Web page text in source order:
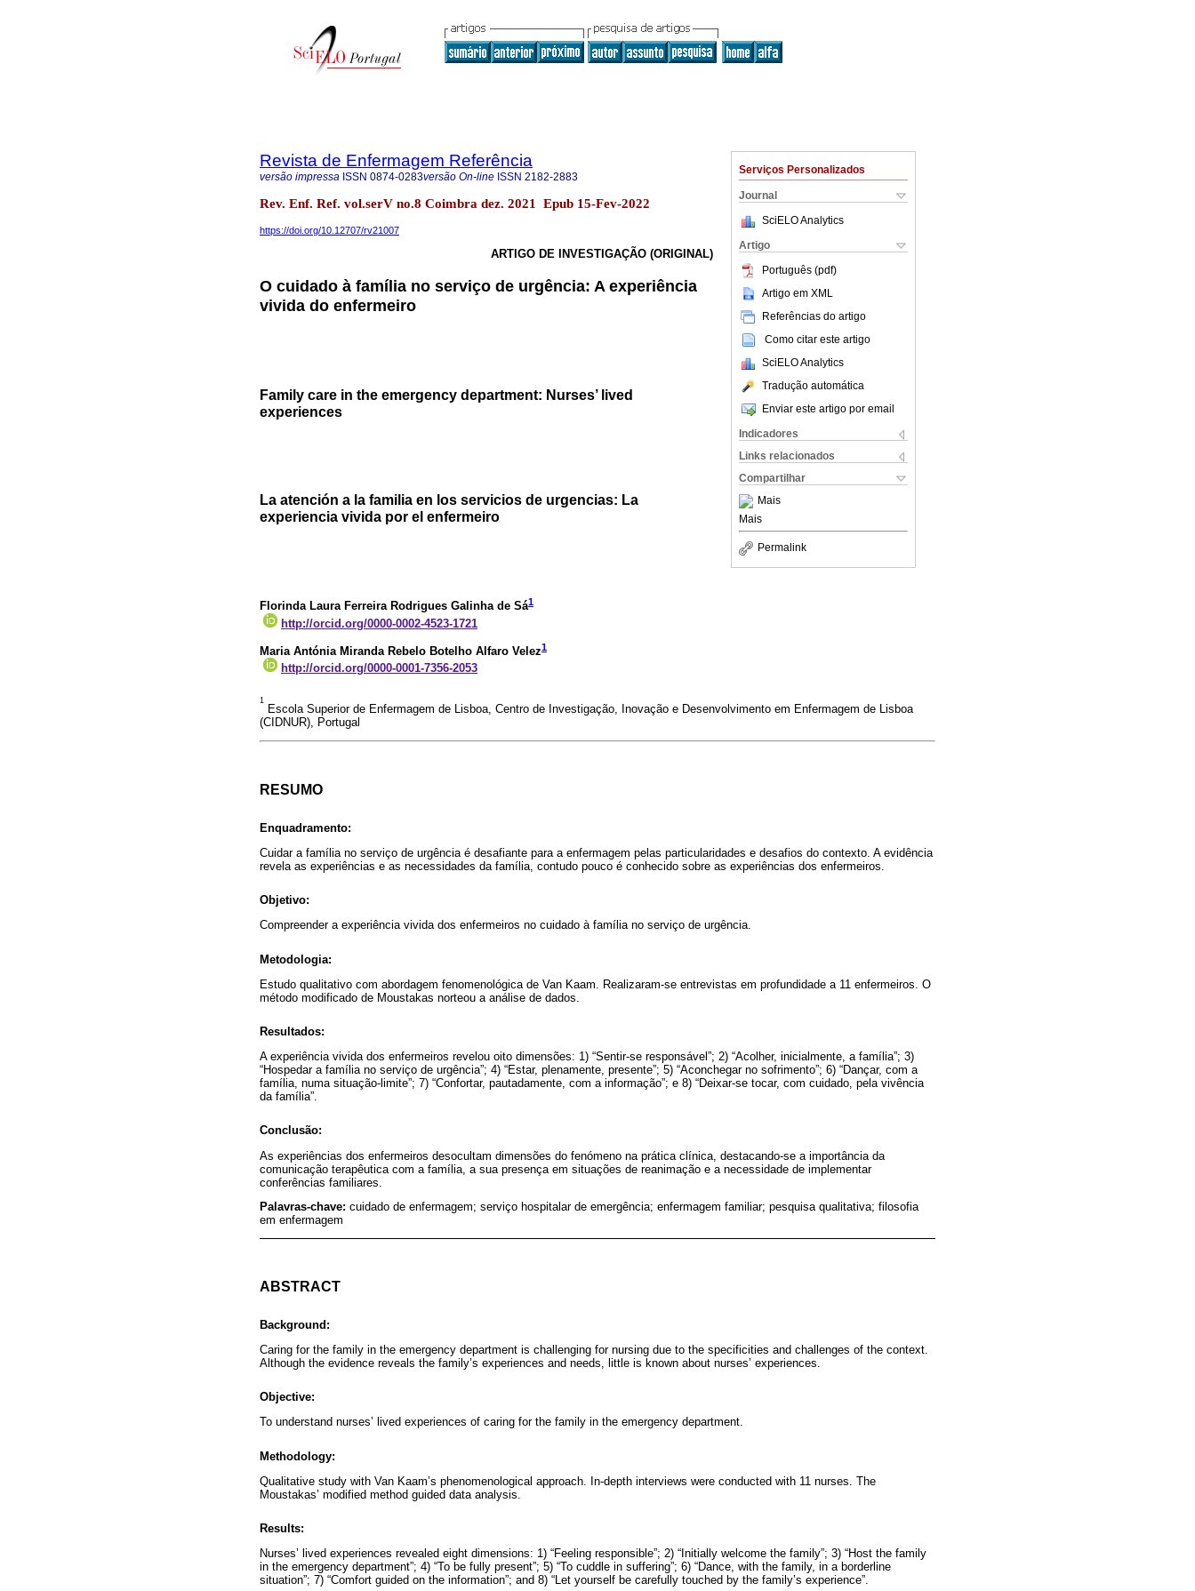
Serviços Personalizados
Journal
SciELO Analytics
Artigo
Português (pdf)
Artigo em XML
Referências do artigo
Como citar este artigo
SciELO Analytics
Tradução automática
Enviar este artigo por email
Indicadores
Links relacionados
Compartilhar
Mais
Mais
Permalink
Revista de Enfermagem Referência
versão impressa ISSN 0874-0283versão On-line ISSN 2182-2883
Rev. Enf. Ref. vol.serV no.8 Coimbra dez. 2021 Epub 15-Fev-2022
https://doi.org/10.12707/rv21007
ARTIGO DE INVESTIGAÇÃO (ORIGINAL)
O cuidado à família no serviço de urgência: A experiência
vivida do enfermeiro
Family care in the emergency department: Nurses’ lived
experiences
La atención a la familia en los servicios de urgencias: La
experiencia vivida por el enfermeiro
Florinda Laura Ferreira Rodrigues Galinha de Sá1
http://orcid.org/0000-0002-4523-1721
Maria Antónia Miranda Rebelo Botelho Alfaro Velez1
http://orcid.org/0000-0001-7356-2053
1
Escola Superior de Enfermagem de Lisboa, Centro de Investigação, Inovação e Desenvolvimento em Enfermagem de Lisboa
(CIDNUR), Portugal
RESUMO
Enquadramento:
Cuidar a família no serviço de urgência é desafiante para a enfermagem pelas particularidades e desafios do contexto. A evidência
revela as experiências e as necessidades da família, contudo pouco é conhecido sobre as experiências dos enfermeiros.
Objetivo:
Compreender a experiência vivida dos enfermeiros no cuidado à família no serviço de urgência.
Metodologia:
Estudo qualitativo com abordagem fenomenológica de Van Kaam. Realizaram-se entrevistas em profundidade a 11 enfermeiros. O
método modificado de Moustakas norteou a análise de dados.
Resultados:
A experiência vivida dos enfermeiros revelou oito dimensões: 1) “Sentir-se responsável”; 2) “Acolher, inicialmente, a família”; 3)
“Hospedar a família no serviço de urgência”; 4) “Estar, plenamente, presente”; 5) “Aconchegar no sofrimento”; 6) “Dançar, com a
família, numa situação-limite”; 7) “Confortar, pautadamente, com a informação”; e 8) “Deixar-se tocar, com cuidado, pela vivência
da família”.
Conclusão:
As experiências dos enfermeiros desocultam dimensões do fenómeno na prática clínica, destacando-se a importância da
comunicação terapêutica com a família, a sua presença em situações de reanimação e a necessidade de implementar
conferências familiares.
Palavras-chave: cuidado de enfermagem; serviço hospitalar de emergência; enfermagem familiar; pesquisa qualitativa; filosofia
em enfermagem
ABSTRACT
Background:
Caring for the family in the emergency department is challenging for nursing due to the specificities and challenges of the context.
Although the evidence reveals the family’s experiences and needs, little is known about nurses’ experiences.
Objective:
To understand nurses’ lived experiences of caring for the family in the emergency department.
Methodology:
Qualitative study with Van Kaam’s phenomenological approach. In-depth interviews were conducted with 11 nurses. The
Moustakas’ modified method guided data analysis.
Results:
Nurses’ lived experiences revealed eight dimensions: 1) “Feeling responsible”; 2) “Initially welcome the family”; 3) “Host the family
in the emergency department”; 4) “To be fully present”; 5) “To cuddle in suffering”; 6) “Dance, with the family, in a borderline
situation”; 7) “Comfort guided on the information”; and 8) “Let yourself be carefully touched by the family’s experience”.